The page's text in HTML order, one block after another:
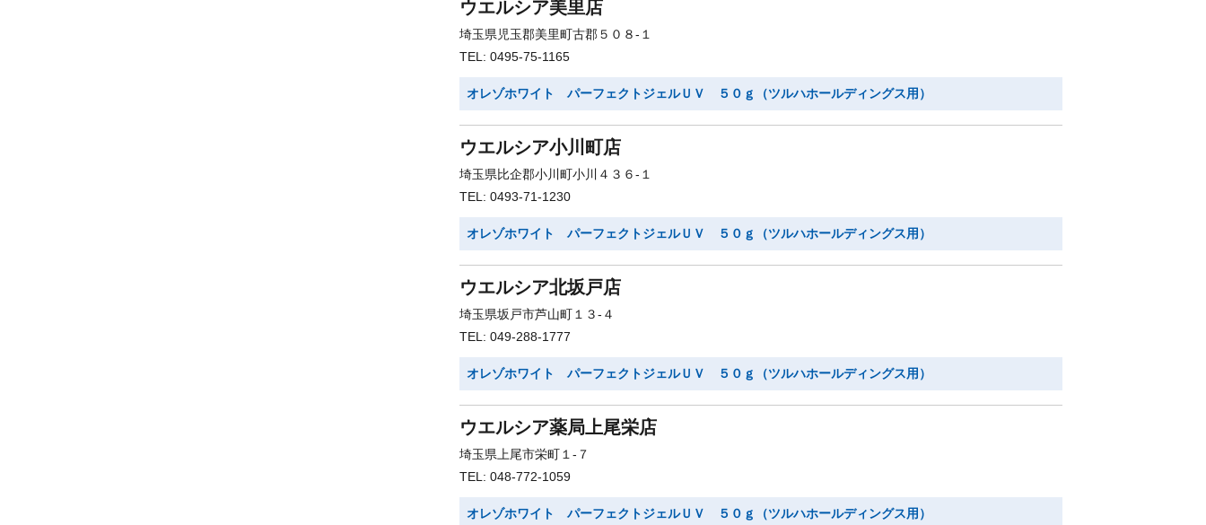
ウエルシア美里店
埼玉県児玉郡美里町古郡５０８-１
TEL: 0495-75-1165
オレゾホワイト パーフェクトジェルＵＶ ５０ｇ（ツルハホールディングス用）
ウエルシア小川町店
埼玉県比企郡小川町小川４３６-１
TEL: 0493-71-1230
オレゾホワイト パーフェクトジェルＵＶ ５０ｇ（ツルハホールディングス用）
ウエルシア北坂戸店
埼玉県坂戸市芦山町１３-４
TEL: 049-288-1777
オレゾホワイト パーフェクトジェルＵＶ ５０ｇ（ツルハホールディングス用）
ウエルシア薬局上尾栄店
埼玉県上尾市栄町１-７
TEL: 048-772-1059
オレゾホワイト パーフェクトジェルＵＶ ５０ｇ（ツルハホールディングス用）